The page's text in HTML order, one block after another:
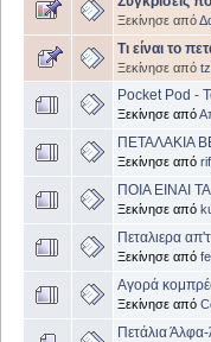
Ξεκίνησε από
Τι είναι το
Ξεκίνησε από
Pocket Pod -
Ξεκίνησε από
ΠΕΤΑΛΑΚΙΑ
Ξεκίνησε από
ΠΟΙΑ ΕΙΝΑΙ
Ξεκίνησε από
Πεταλιερα
Ξεκίνησε από
Αγορά
Ξεκίνησε από
Πετάλια